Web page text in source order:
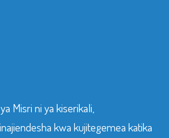
Misri ni ya kiserikali,
kwa kujitegemea katika